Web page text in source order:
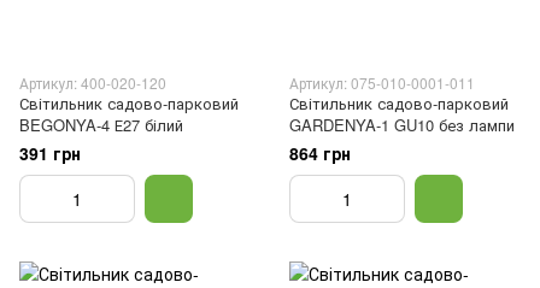
Артикул: 400-020-120
Світильник садово-парковий
BEGONYA-4 Е27 білий
391 грн
Артикул: 075-010-0001-011
Світильник садово-парковий
GARDENYA-1 GU10 без лампи
864 грн